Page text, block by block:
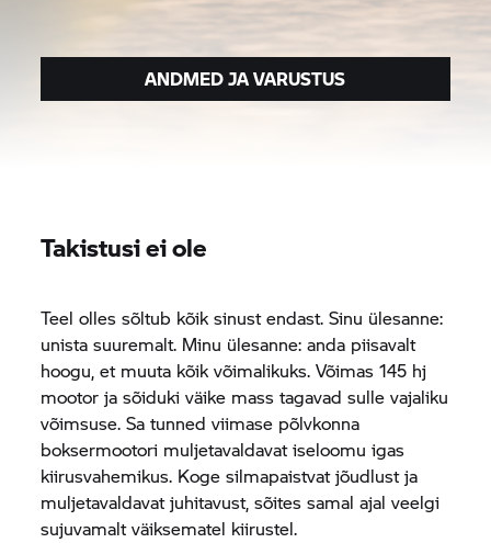
ANDMED JA VARUSTUS
Takistusi ei ole
Teel olles sõltub kõik sinust endast. Sinu ülesanne:
unista suuremalt. Minu ülesanne: anda piisavalt
hoogu, et muuta kõik võimalikuks. Võimas 145 hj
mootor ja sõiduki väike mass tagavad sulle vajaliku
võimsuse. Sa tunned viimase põlvkonna
boksermootori muljetavaldavat iseloomu igas
kiirusvahemikus. Koge silmapaistvat jõudlust ja
muljetavaldavat juhitavust, sõites samal ajal veelgi
sujuvamalt väiksematel kiirustel.